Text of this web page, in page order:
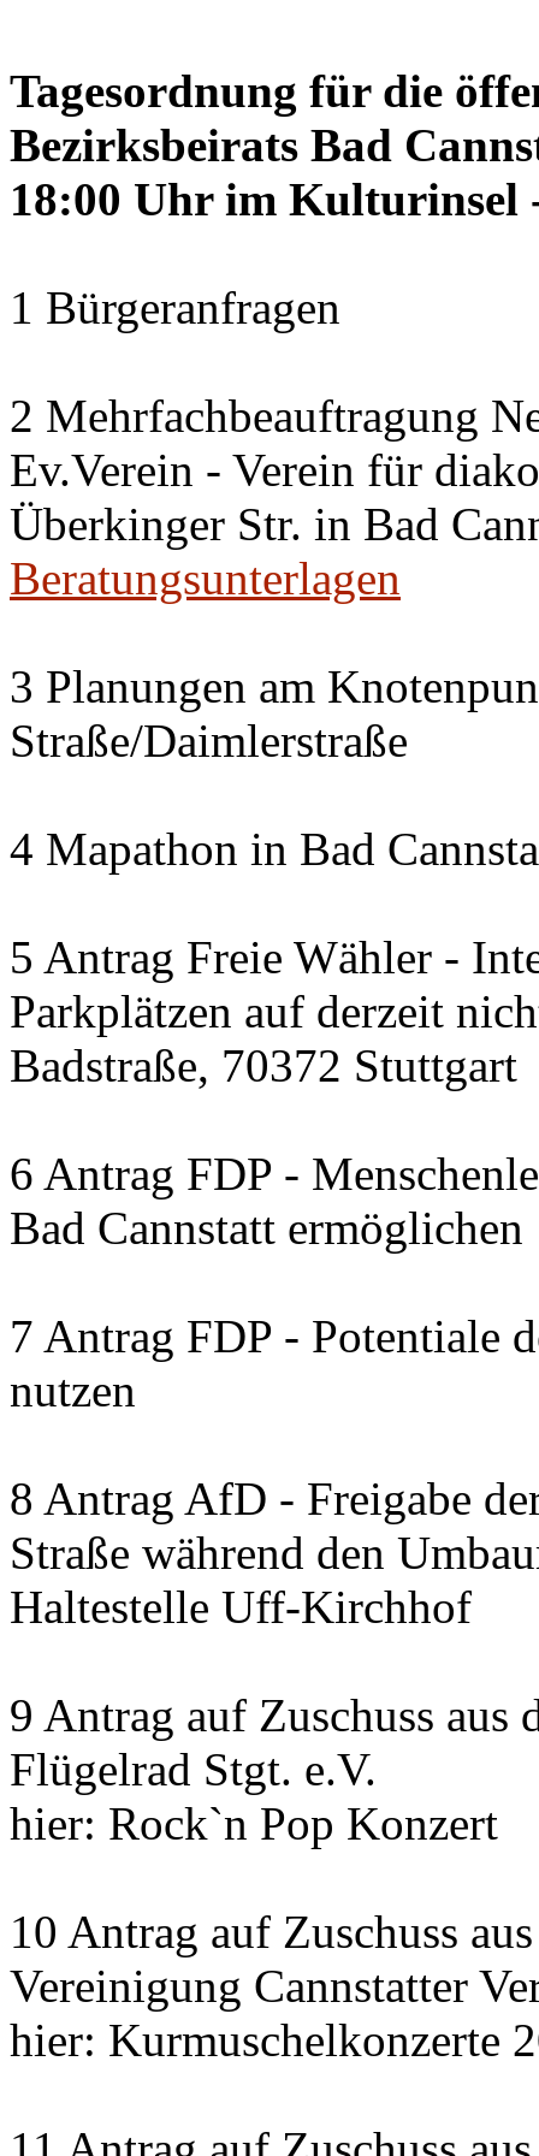
Tagesordnung für die
Bezirksbeirats Bad
18:00 Uhr im Kulturinsel
1 Bürgeranfragen
2 Mehrfachbeauftragung
Ev.Verein - Verein für
Überkinger Str. in Bad
Beratungsunterlagen
3 Planungen am
Straße/Daimlerstraße
4 Mapathon in Bad
5 Antrag Freie Wähler -
Parkplätzen auf derzeit
Badstraße, 70372 Stuttgart
6 Antrag FDP -
Bad Cannstatt ermöglichen
7 Antrag FDP - Potentiale
nutzen
8 Antrag AfD - Freigabe
Straße während den
Haltestelle Uff-Kirchhof
9 Antrag auf Zuschuss
Flügelrad Stgt. e.V.
hier: Rock`n Pop Konzert
10 Antrag auf Zuschuss
Vereinigung Cannstatter
hier: Kurmuschelkonzerte